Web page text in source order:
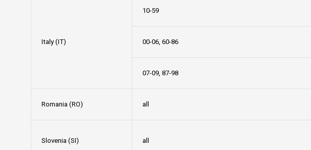
Italy (IT)
10-59
00-06, 60-86
07-09, 87-98
Romania (RO) all
Slovenia (SI) all